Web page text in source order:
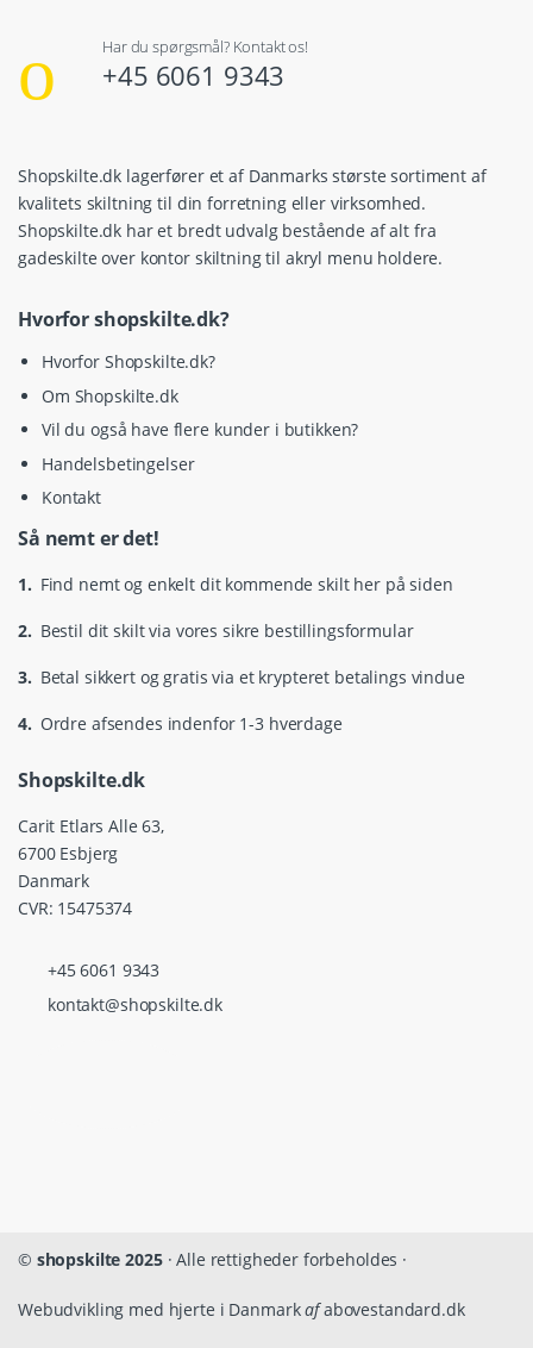
Har du spørgsmål? Kontakt os!
+45 6061 9343
Shopskilte.dk lagerfører et af Danmarks største sortiment af
kvalitets skiltning til din forretning eller virksomhed.
Shopskilte.dk har et bredt udvalg bestående af alt fra
gadeskilte over kontor skiltning til akryl menu holdere.
Hvorfor shopskilte.dk?
Hvorfor Shopskilte.dk?
Om Shopskilte.dk
Vil du også have flere kunder i butikken?
Handelsbetingelser
Kontakt
Så nemt er det!
1. Find nemt og enkelt dit kommende skilt her på siden
2. Bestil dit skilt via vores sikre bestillingsformular
3. Betal sikkert og gratis via et krypteret betalings vindue
4. Ordre afsendes indenfor 1-3 hverdage
Shopskilte.dk
Carit Etlars Alle 63,
6700 Esbjerg
Danmark
CVR: 15475374
+45 6061 9343
kontakt@shopskilte.dk
© shopskilte 2025· Alle rettigheder forbeholdes ·
Webudvikling med hjerte i Danmarkafabovestandard.dk